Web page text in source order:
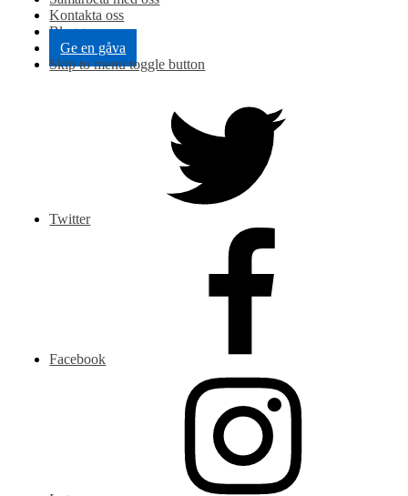
Kontakta oss
Blogg
Ge en gåva
Skip to menu toggle button
Twitter
Facebook